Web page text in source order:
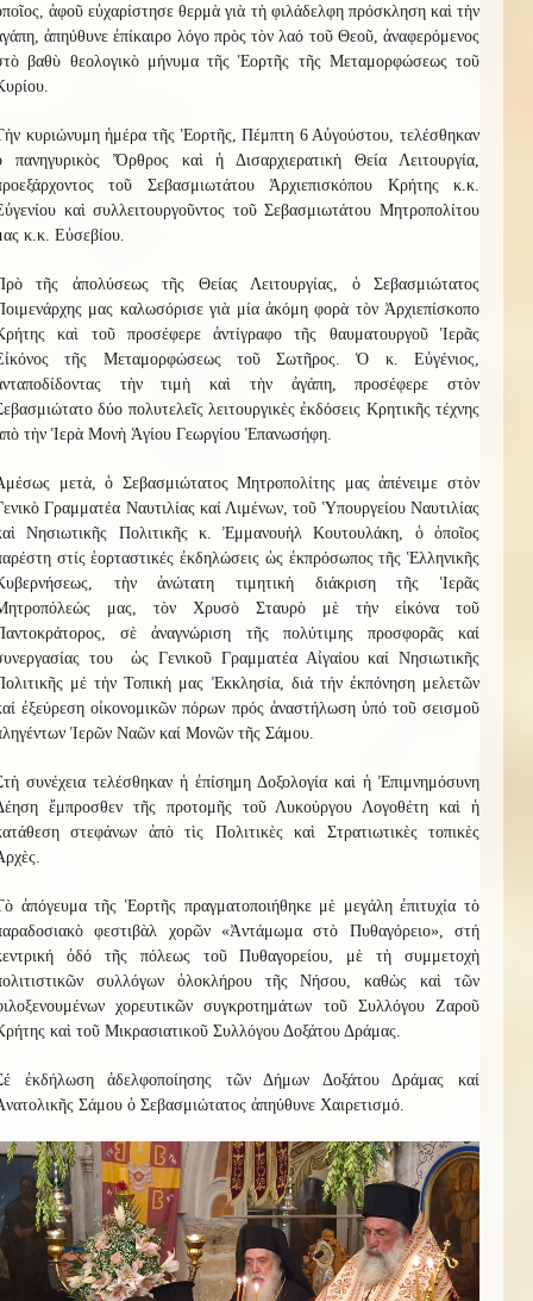
ἀφοῦ εὐχαρίστησε θερμὰ γιὰ τὴ φιλάδελφη πρόσκληση καὶ τὴν
ἀπηύθυνε ἐπίκαιρο λόγο πρὸς τὸν λαό τοῦ Θεοῦ, ἀναφερόμενος
βαθὺ θεολογικὸ μήνυμα τῆς Ἑορτῆς τῆς Μεταμορφώσεως τοῦ
κυριώνυμη ἡμέρα τῆς Ἑορτῆς, Πέμπτη 6 Αὐγούστου, τελέσθηκαν
πανηγυρικὸς Ὄρθρος καὶ ἡ Δισαρχιερατικὴ Θεία Λειτουργία,
τοῦ Σεβασμιωτάτου Ἀρχιεπισκόπου Κρήτης κ.κ.
καὶ συλλειτουργοῦντος τοῦ Σεβασμιωτάτου Μητροπολίτου
κ.κ. Εὐσεβίου.
τῆς ἀπολύσεως τῆς Θείας Λειτουργίας, ὁ Σεβασμιώτατος
μας καλωσόρισε γιὰ μία ἀκόμη φορὰ τὸν Ἀρχιεπίσκοπο
καὶ τοῦ προσέφερε ἀντίγραφο τῆς θαυματουργοῦ Ἱερᾶς
τῆς Μεταμορφώσεως τοῦ Σωτῆρος. Ὁ κ. Εὐγένιος,
τὴν τιμὴ καὶ τὴν ἀγάπη, προσέφερε στὸν
δύο πολυτελεῖς λειτουργικὲς ἐκδόσεις Κρητικῆς τέχνης
τὴν Ἱερὰ Μονὴ Ἁγίου Γεωργίου Ἐπανωσήφη.
μετὰ, ὁ Σεβασμιώτατος Μητροπολίτης μας ἀπένειμε στὸν
Γραμματέα Ναυτιλίας καί Λιμένων, τοῦ Ὑπουργείου Ναυτιλίας
Νησιωτικῆς Πολιτικῆς κ. Ἐμμανουὴλ Κουτουλάκη, ὁ ὁποῖος
στίς ἑορταστικές ἐκδηλώσεις ὡς ἐκπρόσωπος τῆς Ἑλληνικῆς
τὴν ἀνώτατη τιμητικὴ διάκριση τῆς Ἱερᾶς
μας, τὸν Χρυσὸ Σταυρὸ μὲ τὴν εἰκόνα τοῦ
σὲ ἀναγνώριση τῆς πολύτιμης προσφορᾶς καί
του ὡς Γενικοῦ Γραμματέα Αἰγαίου καί Νησιωτικῆς
μέ τὴν Τοπικὴ μας Ἐκκλησία, διά τήν ἐκπόνηση μελετῶν
ἐξεύρεση οἰκονομικῶν πόρων πρός ἀναστήλωση ὑπό τοῦ σεισμοῦ
Ἱερῶν Ναῶν καί Μονῶν τῆς Σάμου.
συνέχεια τελέσθηκαν ἡ ἐπίσημη Δοξολογία καὶ ἡ Ἐπιμνημόσυνη
ἔμπροσθεν τῆς προτομῆς τοῦ Λυκούργου Λογοθέτη καὶ ἡ
στεφάνων ἀπὸ τὶς Πολιτικὲς καὶ Στρατιωτικὲς τοπικὲς
ἀπόγευμα τῆς Ἑορτῆς πραγματοποιήθηκε μὲ μεγάλη ἐπιτυχία τὸ
φεστιβὰλ χορῶν «Ἀντάμωμα στὸ Πυθαγόρειο», στή
ὀδό τῆς πόλεως τοῦ Πυθαγορείου, μὲ τὴ συμμετοχὴ
συλλόγων ὁλοκλήρου τῆς Νήσου, καθὼς καὶ τῶν
χορευτικῶν συγκροτημάτων τοῦ Συλλόγου Ζαροῦ
καὶ τοῦ Μικρασιατικοῦ Συλλόγου Δοξάτου Δράμας.
ἐκδήλωση ἀδελφοποίησης τῶν Δήμων Δοξάτου Δράμας καί
Σάμου ὁ Σεβασμιώτατος ἀπηύθυνε Χαιρετισμό.